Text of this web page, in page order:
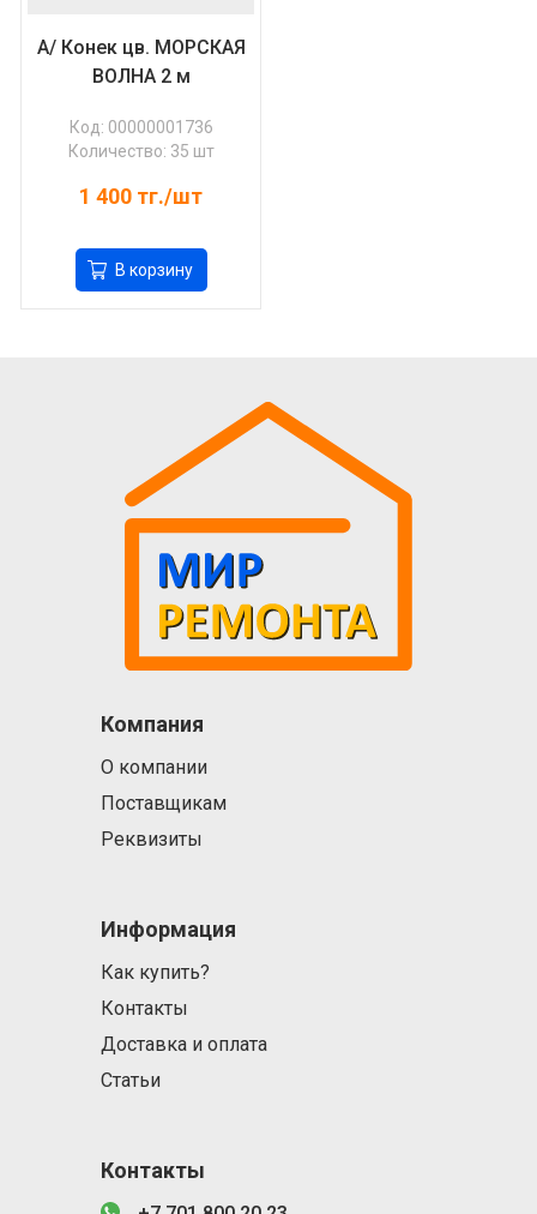
А/ Конек цв. МОРСКАЯ
ВОЛНА 2 м
Код: 00000001736
Количество: 35 шт
1 400 тг./шт
В корзину
Компания
О компании
Поставщикам
Реквизиты
Информация
Как купить?
Контакты
Доставка и оплата
Статьи
Контакты